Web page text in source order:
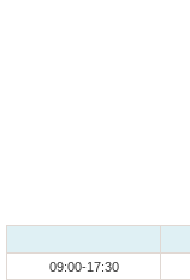
09:00-17:30